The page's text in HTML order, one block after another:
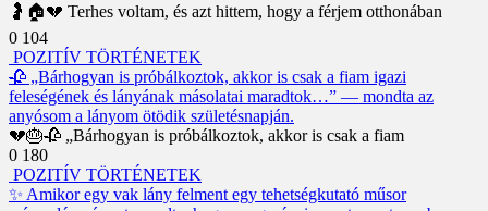
🤰🏠💔 Terhes voltam, és azt hittem, hogy a férjem otthonában
0 104
POZITÍV TÖRTÉNETEK
🥀 „Bárhogyan is próbálkoztok, akkor is csak a fiam igazi
feleségének és lányának másolatai maradtok…” — mondta az
anyósom a lányom ötödik születésnapján.
💔🎂🥀 „Bárhogyan is próbálkoztok, akkor is csak a fiam
0 180
POZITÍV TÖRTÉNETEK
✨ Amikor egy vak lány felment egy tehetségkutató műsor